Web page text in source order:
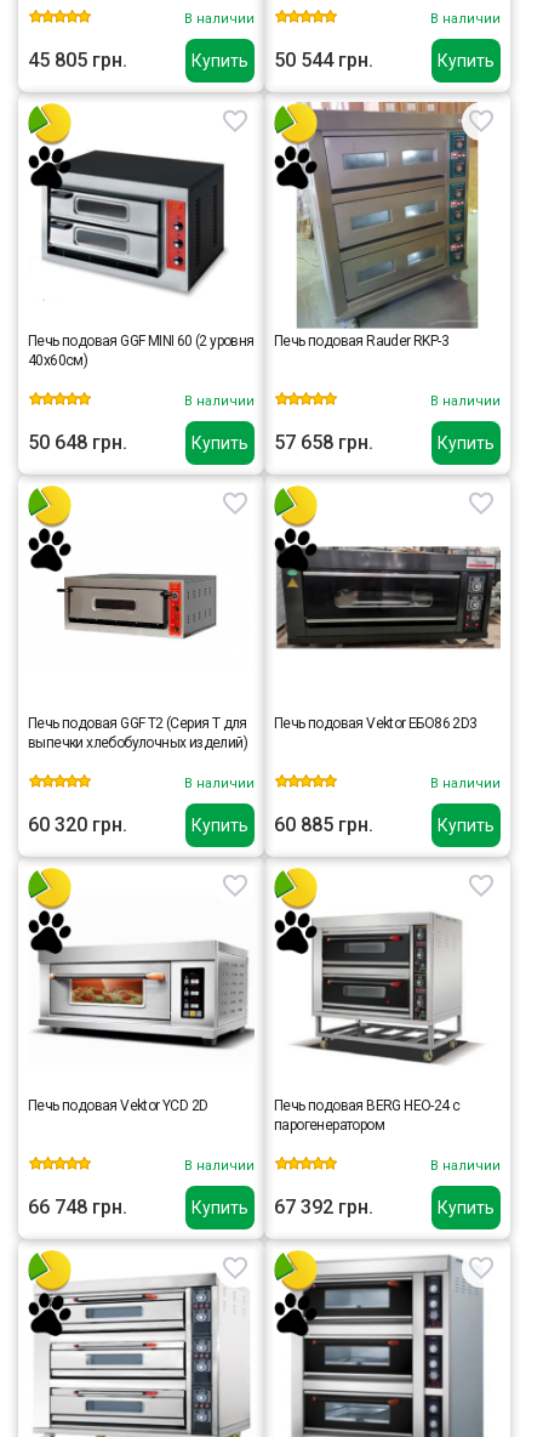
Купить
В наличии
45 805 грн. Купить
В наличии
50 544 грн.
Купить
Печь подовая GGF MINI 60 (2 уровня
40х60см)
В наличии
50 648 грн. Купить
Печь подовая Rauder RKP-3
В наличии
57 658 грн.
Купить
Печь подовая GGF Т2 (Серия Т для
выпечки хлебобулочных изделий)
В наличии
60 320 грн. Купить
Печь подовая Vektor ЕБО86 2D3
В наличии
60 885 грн.
Купить
Печь подовая Vektor YCD 2D
В наличии
66 748 грн. Купить
Печь подовая BERG HEO-24 с
парогенератором
В наличии
67 392 грн.